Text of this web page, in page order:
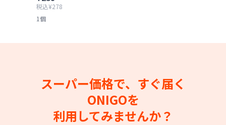
税込¥278
1個
スーパー価格で、すぐ届く
ONIGOを
利用してみませんか？